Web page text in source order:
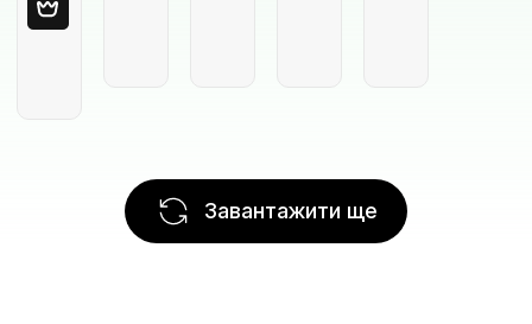
Завантажити ще